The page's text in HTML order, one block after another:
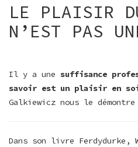
LE PLAISIR
N’EST PAS
Il y a une suffisance
savoir est un plaisir en
Galkiewicz nous le
Dans son livre Ferdydurke,